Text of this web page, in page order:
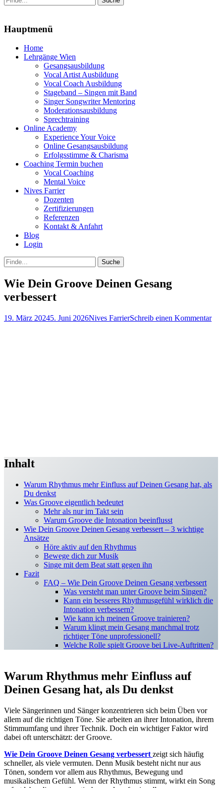
nach:
Hauptmenü
Zum
Inhalt
Home
Lehrgänge Wien
Gesangsausbildung
Vocal Artist Ausbildung
Vocal Coach Ausbildung
Stageband – Singen mit Band
Singer Songwriter Mentoring
Moderationsausbildung
Sprechtraining
Online Academy
Experience Your Voice
Online Gesangsausbildung
Erfolgsstimme & Charisma
Coaching Termin buchen
Vocal Coaching
Mental Voice
Nives Farrier
Dozenten
Zertifizierungen
Referenzen
Kontakt & Anfahrt
Blog
Login
bei
der
Suche
Suche
nach:
Wie Dein Groove Deinen Gesang
verbessert
Posted
19. März 20245. Juni 2026Autor
Nives FarrierSchreib einen Kommentar
Inhalt
Warum Rhythmus mehr Einfluss auf Deinen Gesang hat, als
Du denkst
Was Groove eigentlich bedeutet
Mehr als nur im Takt sein
Warum Groove die Intonation beeinflusst
Wie Dein Groove Deinen Gesang verbessert – 3 wichtige
Ansätze
Höre aktiv auf den Rhythmus
Bewege dich zur Musik
Singe mit dem Beat statt gegen ihn
Fazit
FAQ – Wie Dein Groove Deinen Gesang verbessert
Was versteht man unter Groove beim Singen?
Kann ein besseres Rhythmusgefühl wirklich die
Intonation verbessern?
Wie kann ich meinen Groove trainieren?
Warum klingt mein Gesang manchmal trotz
richtiger Töne unprofessionell?
Welche Rolle spielt Groove bei Live-Auftritten?
Warum Rhythmus mehr Einfluss auf
Deinen Gesang hat, als Du denkst
Viele Sängerinnen und Sänger konzentrieren sich beim Üben vor
allem auf die richtigen Töne. Sie arbeiten an ihrer Intonation, ihrem
Stimmumfang und ihrer Technik. Doch ein wichtiger Faktor wird
dabei oft unterschätzt: der Groove.
Wie Dein Groove Deinen Gesang verbessert zeigt sich häufig
schneller, als viele vermuten. Denn Musik besteht nicht nur aus
Tönen, sondern vor allem aus Rhythmus, Bewegung und
musikalischem Gefühl. Wenn der Rhythmus stimmt, wirkt ein Song